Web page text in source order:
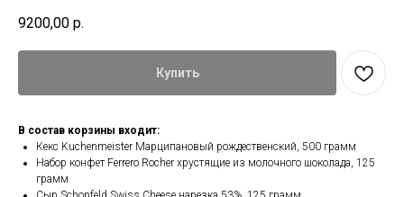
9200,00 р.
Купить
В состав корзины входит:
Кекс Kuchenmeister Марципановый рождественский, 500 грамм
Набор конфет Ferrero Rocher хрустящие из молочного шоколада, 125
грамм